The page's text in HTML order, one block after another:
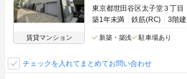
賃貸マンション
東京都世田谷区太子堂３丁目
築1年未満
鉄筋(RC) 3階建
新築・築浅 駐車場あり
チェックを入れてまとめてお問い合わせ